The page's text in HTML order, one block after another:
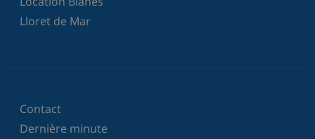
Lloret de Mar
Contact
Dernière minute